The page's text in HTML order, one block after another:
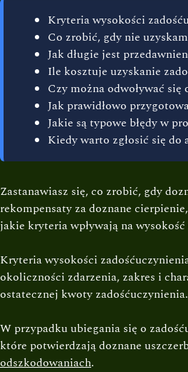
Kryteria wysokości
Co zrobić, gdy nie
Jak długie jest
Ile kosztuje uzyskanie
Czy można odwoływać
Jak prawidłowo
Jakie są typowe błędy w
Kiedy warto zgłosić się do
Zastanawiasz się, co zrobić, gdy
rekompensaty za doznane
jakie kryteria wpływają na
Kryteria wysokości
okoliczności zdarzenia, zakres i
ostatecznej kwoty zadośćuczynienia.
W przypadku ubiegania się o
które potwierdzają doznane
odszkodowaniach.